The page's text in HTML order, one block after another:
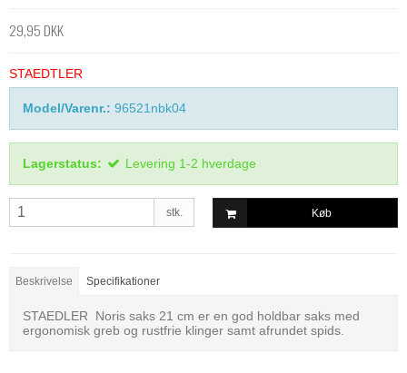
29,95 DKK
STAEDTLER
Model/Varenr.: 96521nbk04
Lagerstatus: Levering 1-2 hverdage
stk. Køb
Beskrivelse Specifikationer
STAEDLER Noris saks 21 cm er en god holdbar saks med
ergonomisk greb og rustfrie klinger samt afrundet spids.